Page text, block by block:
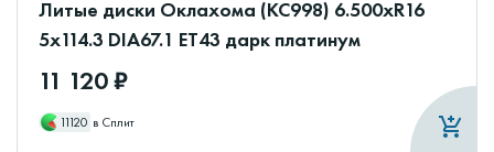
Литые диски Оклахома (КС998) 6.500xR16
5x114.3 DIA67.1 ET43 дарк платинум
11 120 ₽
11120 в Сплит